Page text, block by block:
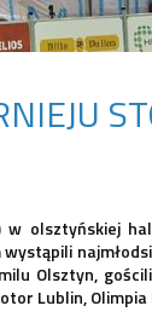
olsztyńskiej
Olsztyn,
Lublin,